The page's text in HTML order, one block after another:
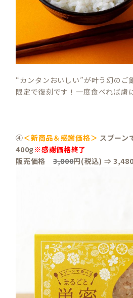
“カンタンおいしい”が叶う幻のご
限定で復刻です！一度食べれば虜
④＜新商品＆感謝価格＞ スプーン
400g ※感謝価格終了
販売価格 3,800円(税込) ⇒